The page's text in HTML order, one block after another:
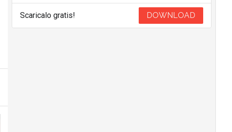
Scaricalo gratis! DOWNLOAD